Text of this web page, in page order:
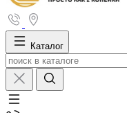
Каталог